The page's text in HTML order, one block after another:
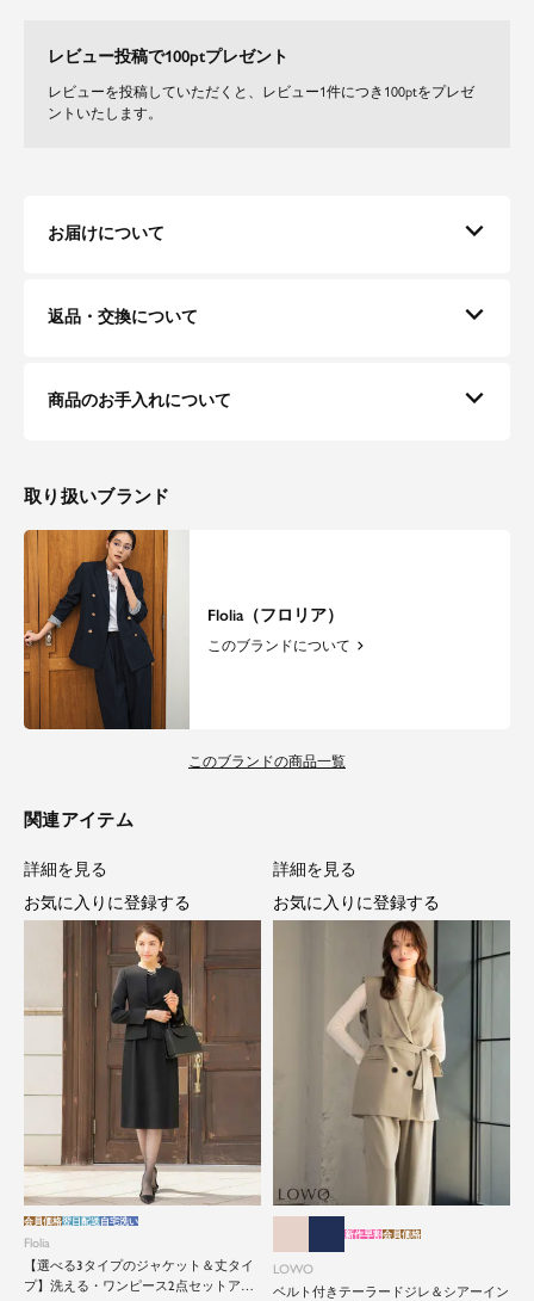
ジャケット、ワンピースともに肌触りの良い生地を使用。
裏地が付いている為、摩擦を防ぎスムーズな動きをアシストします。
程よい厚みの生地感で長いシーズンご着用いただけます。
レビュー投稿で100ptプレゼント
レビューを投稿していただくと、レビュー1件につき100ptをプレゼ
ントいたします。
お届けについて
返品・交換について
商品のお手入れについて
取り扱いブランド
Flolia（フロリア）
このブランドについて
このブランドの商品一覧
関連アイテム
Flolia
【選べる3タイプのジャケット＆丈タイ
プ】洗える・ワンピース2点セットアッ
会員価格翌日配送自宅洗い
詳細を見る
お気に入りに登録する
LOWO
ベルト付きテーラードジレ＆シアーイン
新作早割会員価格
詳細を見る
お気に入りに登録する